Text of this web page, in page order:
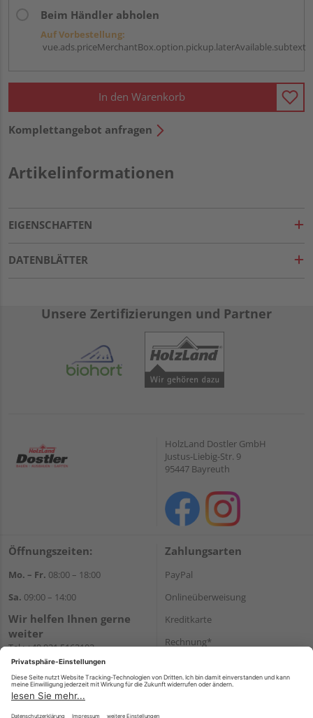
Beim Händler abholen
Auf Vorbestellung:
vue.ads.priceMerchantBox.option.pickup.laterAvailable.subtext
In den Warenkorb
Komplettangebot anfragen
Artikelinformationen
EIGENSCHAFTEN
DATENBLÄTTER
Unsere Zertifizierungen und Partner
HolzLand Dostler GmbH
Justus-Liebig-Str. 9
95447 Bayreuth
Öffnungszeiten:
Mo. – Fr. 08:00 – 18:00
Sa. 09:00 – 14:00
Wir helfen Ihnen gerne
weiter
Tel.:+49 921 5163102
E-Mail:shop@dostler.de
Zahlungsarten
PayPal
Onlineüberweisung
Kreditkarte
Rechnung*
Versand